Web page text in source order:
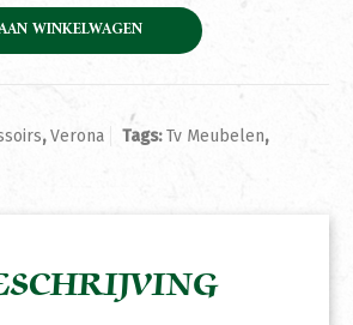
WINKELWAGEN
,Verona Tags:Tv Meubelen,